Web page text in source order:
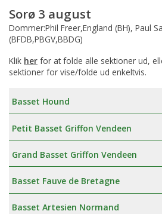
Sorø 3 august
Dommer:Phil Freer,England (BH), Paul
(BFDB,PBGV,BBDG)
Klik her for at folde alle sektioner ud,
sektioner for vise/folde ud enkeltvis.
Basset Hound
Petit Basset Griffon Vendeen
Grand Basset Griffon Vendeen
Basset Fauve de Bretagne
Basset Artesien Normand